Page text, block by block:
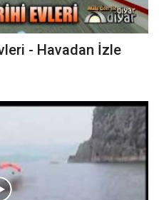
- Havadan İzle